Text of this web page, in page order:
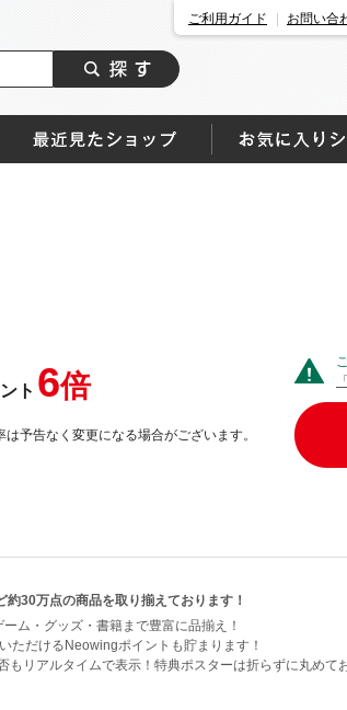
ご利用ガイド お問い合
ト 6倍
予告なく変更になる場合がございます。
30万点の商品を取り揃えております！
ム・グッズ・書籍まで豊富に品揃え！
ただけるNeowingポイントも貯まります！
もリアルタイムで表示！特典ポスターは折らずに丸めて